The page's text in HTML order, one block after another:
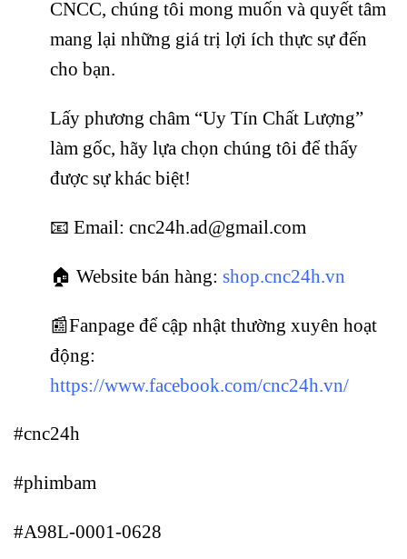
CNCC, chúng tôi mong muốn và quyết tâm
mang lại những giá trị lợi ích thực sự đến
cho bạn.
Lấy phương châm “Uy Tín Chất Lượng”
làm gốc, hãy lựa chọn chúng tôi để thấy
được sự khác biệt!
📧 Email: cnc24h.ad@gmail.com
🏠 Website bán hàng: shop.cnc24h.vn
📰Fanpage để cập nhật thường xuyên hoạt
động:
https://www.facebook.com/cnc24h.vn/
#cnc24h
#phimbam
#A98L-0001-0628